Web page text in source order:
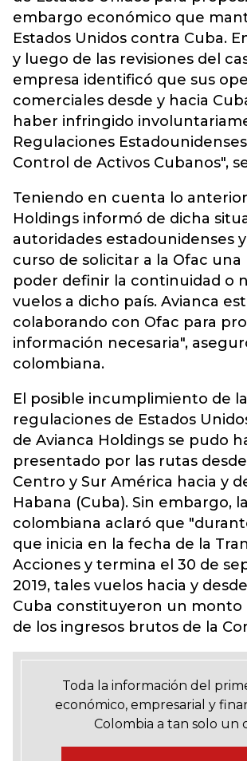
embargo económico que
Estados Unidos contra Cuba.
y luego de las revisiones del
empresa identificó que sus
comerciales desde y hacia
haber infringido
Regulaciones
Control de Activos Cubanos",
Teniendo en cuenta lo
Holdings informó de dicha
autoridades estadounidenses
curso de solicitar a la Ofac una
poder definir la continuidad o
vuelos a dicho país. Avianca
colaborando con Ofac para
información necesaria",
colombiana.
El posible incumplimiento de
regulaciones de Estados
de Avianca Holdings se pudo
presentado por las rutas
Centro y Sur América hacia y
Habana (Cuba). Sin embargo,
colombiana aclaró que
que inicia en la fecha de la
Acciones y termina el 30 de
2019, tales vuelos hacia y
Cuba constituyeron un monto
de los ingresos brutos de la
Toda la información del
económico, empresarial y
Colombia a tan solo un